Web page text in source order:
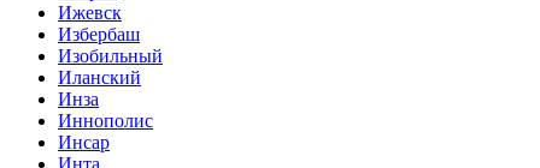
Ижевск
Избербаш
Изобильный
Иланский
Инза
Иннополис
Инсар
Инта